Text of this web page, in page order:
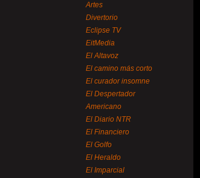
Artes
Divertorio
Eclipse TV
EitMedia
El Altavoz
El camino más corto
El curador insomne
El Despertador
Americano
El Diario NTR
El Financiero
El Golfo
El Heraldo
El Imparcial